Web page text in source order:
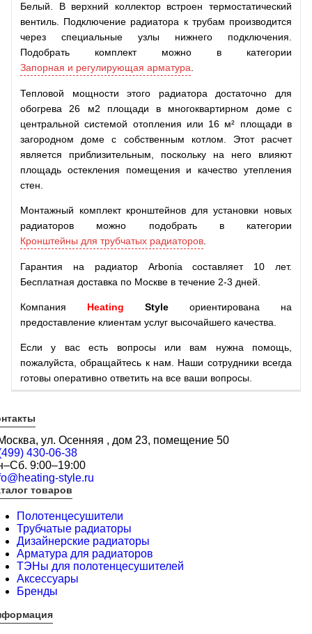
Белый. В верхний коллектор встроен термостатический
вентиль. Подключение радиатора к трубам производится
через специальные узлы нижнего подключения.
Подобрать комплект можно в категории
Запорная и регулирующая арматура
Тепловой мощности этого радиатора достаточно для
обогрева 26 м2 площади в многоквартирном доме c
центральной системой отопления или 16 м² площади в
загородном доме с собственным котлом. Этот расчет
является приблизительным, поскольку на него влияют
площадь остекления помещения и качество утепления
стен.
Монтажный комплект кронштейнов для установки новых
радиаторов можно подобрать в категории
Кронштейны для трубчатых радиаторов
Гарантия на радиатор Arbonia составляет 10 лет.
Бесплатная доставка по Москве в течение 2-3 дней.
Компания Heating Style ориентирована на
предоставление клиентам услуг высочайшего качества.
Если у вас есть вопросы или вам нужна помощь,
пожалуйста, обращайтесь к нам. Наши сотрудники всегда
готовы оперативно ответить на все ваши вопросы.
ул. Осенняя , дом 23, помещение 50
430-06-38
9:00–19:00
style.ru
товаров
Полотенцесушители
Трубчатые радиаторы
Дизайнерские радиаторы
Арматура для радиаторов
ТЭНы для полотенцесушителей
Аксессуары
Бренды